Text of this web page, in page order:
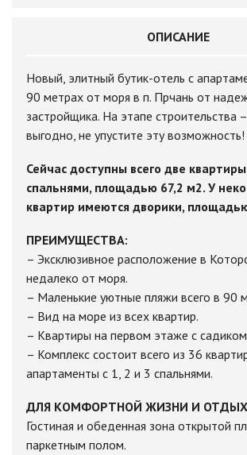
ОПИСАНИЕ
Новый, элитный бутик-отель с
90 метрах от моря в п. Прчань от
застройщика. На этапе строительства
выгодно, не упустите эту возможность!
Сейчас доступны всего две
спальнями, площадью 67,2 м2. У
квартир имеются дворики,
ПРЕИМУЩЕСТВА:
– Эксклюзивное расположение в
недалеко от моря.
– Маленькие уютные пляжи всего в 90
– Вид на море из всех квартир.
– Квартиры на первом этаже с
– Комплекс состоит всего из 36
апартаменты с 1, 2 и 3 спальнями.
ДЛЯ КОМФОРТНОЙ ЖИЗНИ И
Гостиная и обеденная зона открытой
паркетным полом.